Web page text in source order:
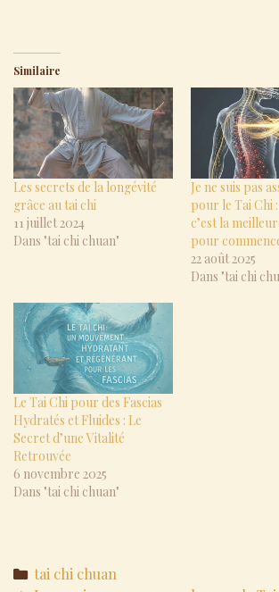
Similaire
Les secrets de la longévité
grâce au tai chi
11 juillet 2024
Dans "tai chi chuan"
Je ne suis pas
pour le Tai Chi
c’est la
pour
22 août 2025
Dans "tai chi
Le Tai Chi pour des Fascias
Hydratés et Fluides : Le
Secret d’une Vitalité
Retrouvée
6 novembre 2025
Dans "tai chi chuan"
Categories
tai chi chuan